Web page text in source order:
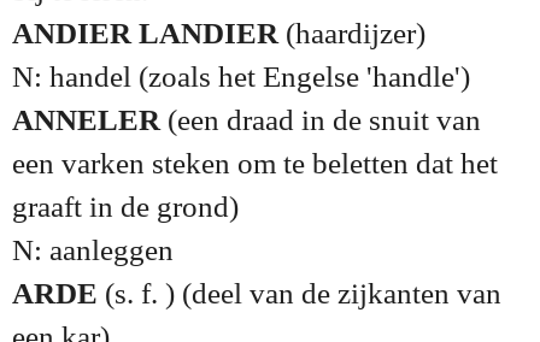
ANDIER LANDIER (haardijzer)
N: handel (zoals het Engelse 'handle')
ANNELER (een draad in de snuit van
een varken steken om te beletten dat het
graaft in de grond)
N: aanleggen
ARDE (s. f. ) (deel van de zijkanten van